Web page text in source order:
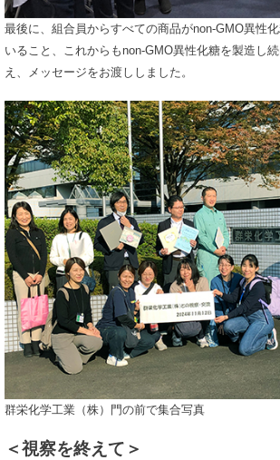
最後に、組合員からすべての商品がnon-GMO異性
いること、これからもnon-GMO異性化糖を製造し
え、メッセージをお渡ししました。
群栄化学工業（株）門の前で集合写真
＜視察を終えて＞